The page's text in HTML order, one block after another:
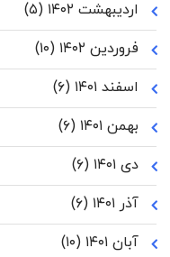
اردیبهشت ۱۴۰۲
(۵)
فروردین ۱۴۰۲
(۱۰)
اسفند ۱۴۰۱
(۶)
بهمن ۱۴۰۱
(۶)
دی ۱۴۰۱
(۶)
آذر ۱۴۰۱
(۶)
آبان ۱۴۰۱
(۱۰)